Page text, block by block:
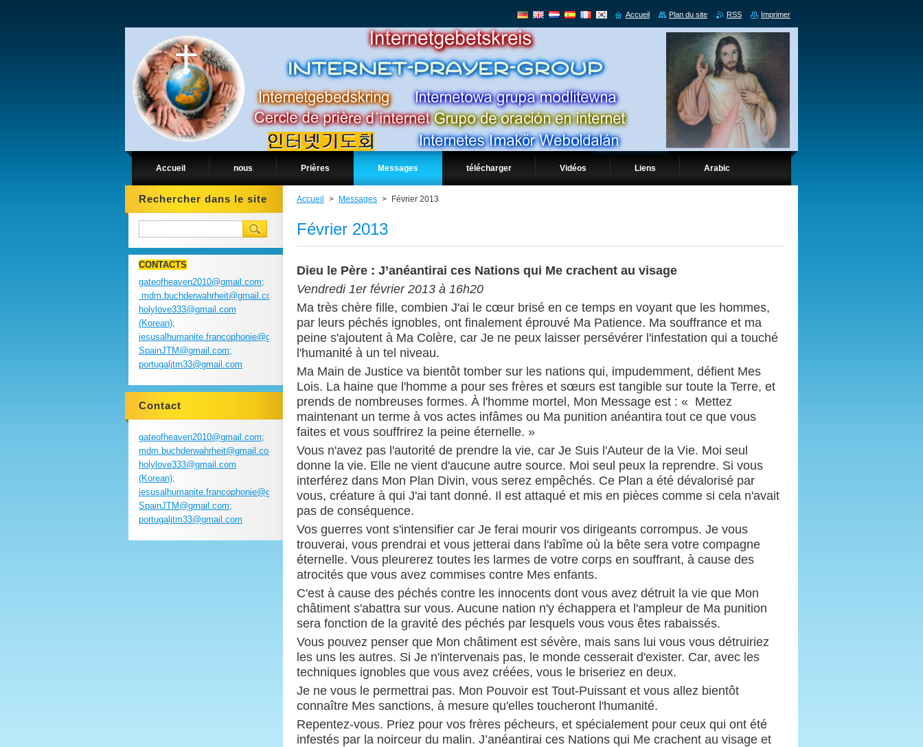
Accueil nous Prières Messages télécharger Vidéos Liens Arabic
Accueil > Messages > Février 2013
Février 2013
Dieu le Père : J’anéantirai ces Nations qui Me crachent au visage
Vendredi 1er février 2013 à 16h20
Ma très chère fille, combien J'ai le cœur brisé en ce temps en voyant que les hommes,
par leurs péchés ignobles, ont finalement éprouvé Ma Patience. Ma souffrance et ma
peine s'ajoutent à Ma Colère, car Je ne peux laisser persévérer l'infestation qui a touché
l'humanité à un tel niveau.
Ma Main de Justice va bientôt tomber sur les nations qui, impudemment, défient Mes
Lois. La haine que l'homme a pour ses frères et sœurs est tangible sur toute la Terre, et
prends de nombreuses formes. À l'homme mortel, Mon Message est : « Mettez
maintenant un terme à vos actes infâmes ou Ma punition anéantira tout ce que vous
faites et vous souffrirez la peine éternelle. »
Vous n'avez pas l'autorité de prendre la vie, car Je Suis l'Auteur de la Vie. Moi seul
donne la vie. Elle ne vient d'aucune autre source. Moi seul peux la reprendre. Si vous
interférez dans Mon Plan Divin, vous serez empêchés. Ce Plan a été dévalorisé par
vous, créature à qui J'ai tant donné. Il est attaqué et mis en pièces comme si cela n'avait
pas de conséquence.
Vos guerres vont s'intensifier car Je ferai mourir vos dirigeants corrompus. Je vous
trouverai, vous prendrai et vous jetterai dans l'abîme où la bête sera votre compagne
éternelle. Vous pleurerez toutes les larmes de votre corps en souffrant, à cause des
atrocités que vous avez commises contre Mes enfants.
C'est à cause des péchés contre les innocents dont vous avez détruit la vie que Mon
châtiment s'abattra sur vous. Aucune nation n'y échappera et l'ampleur de Ma punition
sera fonction de la gravité des péchés par lesquels vous vous êtes rabaissés.
Vous pouvez penser que Mon châtiment est sévère, mais sans lui vous vous détruiriez
les uns les autres. Si Je n'intervenais pas, le monde cesserait d'exister. Car, avec les
techniques ignobles que vous avez créées, vous le briseriez en deux.
Je ne vous le permettrai pas. Mon Pouvoir est Tout-Puissant et vous allez bientôt
connaître Mes sanctions, à mesure qu'elles toucheront l'humanité.
Repentez-vous. Priez pour vos frères pécheurs, et spécialement pour ceux qui ont été
infestés par la noirceur du malin. J’anéantirai ces Nations qui Me crachent au visage et
Rechercher dans le site
CONTACTS
gateofheaven2010@gmail.com;
mdm.buchderwahrheit@gmail.com;
holylove333@gmail.com
(Korean);
jesusalhumanite.francophonie@gmail.com;
SpainJTM@gmail.com;
portugaljtm33@gmail.com
Contact
gateofheaven2010@gmail.com;
mdm.buchderwahrheit@gmail.com;
holylove333@gmail.com
(Korean);
jesusalhumanite.francophonie@gmail.com;
SpainJTM@gmail.com;
portugaljtm33@gmail.com
Accueil Plan du site RSS Imprimer